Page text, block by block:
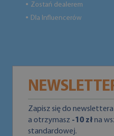
● Zostań dealerem
● Dla Influencerów
Zapisz się do newslettera
a otrzymasz -10 złna
standardowej.